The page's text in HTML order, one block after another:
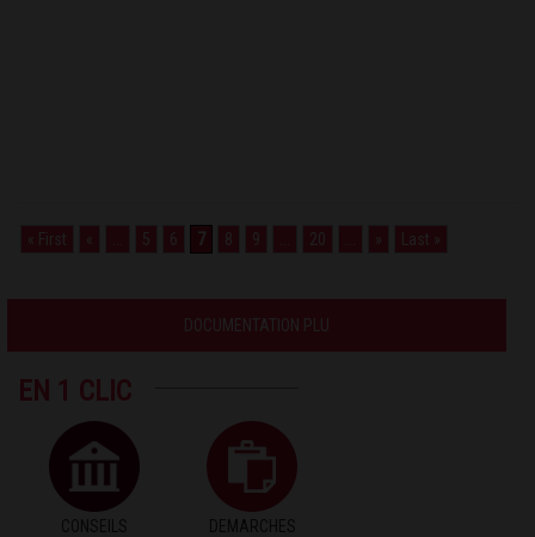
« First « 5 6 7 8 9 20 » Last »
DOCUMENTATION PLU
EN 1 CLIC
CONSEILS
DEMARCHES